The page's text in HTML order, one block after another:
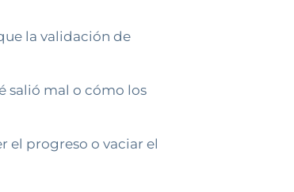
la validación de
salió mal o cómo los
el progreso o vaciar el